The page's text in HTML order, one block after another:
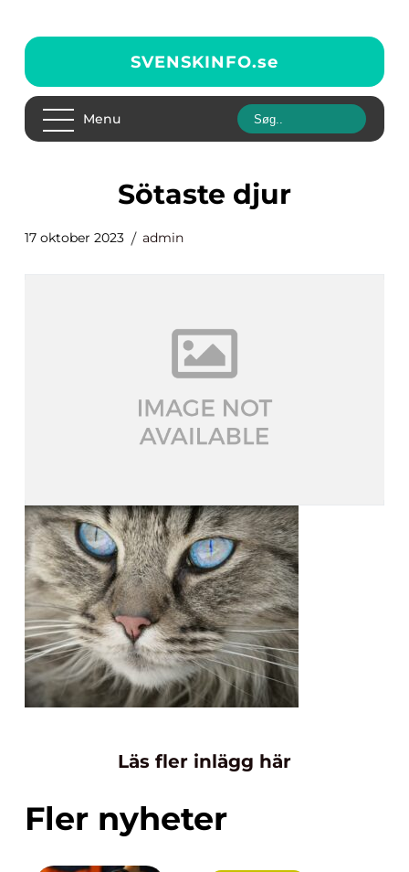
SVENSKINFO.se
Menu
sötaste djur
17 oktober 2023 admin
Läs fler inlägg här
Fler nyheter